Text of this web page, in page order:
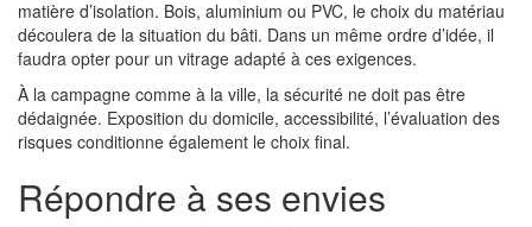
matière d’isolation. Bois, aluminium ou PVC, le choix du matériau
découlera de la situation du bâti. Dans un même ordre d’idée, il
faudra opter pour un vitrage adapté à ces exigences.
À la campagne comme à la ville, la sécurité ne doit pas être
dédaignée. Exposition du domicile, accessibilité, l’évaluation des
risques conditionne également le choix final.
Répondre à ses envies